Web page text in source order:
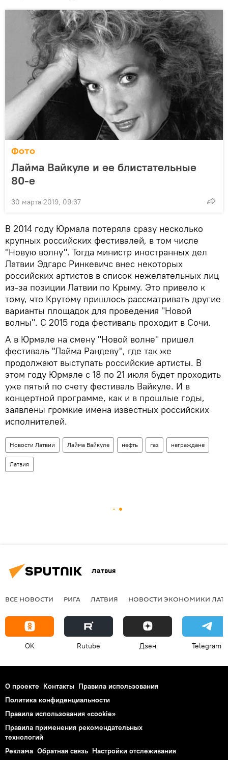
Фото
Лайма Вайкуле и ее блистательные
80-е
30 марта 2019, 09:37
В 2014 году Юрмала потеряла сразу несколько
крупных российских фестивалей, в том числе
"Новую волну". Тогда министр иностранных дел
Латвии Эдгарс Ринкевичс внес некоторых
российских артистов в список нежелательных лиц
из-за позиции Латвии по Крыму. Это привело к
тому, что Крутому пришлось рассматривать другие
варианты площадок для проведения "Новой
волны". С 2015 года фестиваль проходит в Сочи.
А в Юрмале на смену "Новой волне" пришел
фестиваль "Лайма Рандеву", где так же
продолжают выступать российские артисты. В
этом году Юрмале с 18 по 21 июля будет проходить
уже пятый по счету фестиваль Вайкуле. И в
концертной программе, как и в прошлые годы,
заявлены громкие имена известных российских
исполнителей.
Новости Латвии Лайма Вайкуле нефть газ неграждане
Латвия
Латвия
ВСЕ НОВОСТИ РИГА ЛАТВИЯ НОВОСТИ ЭКОНОМИКИ
OK Rutube Дзен Telegram
О проекте Контакты Правила использования
Политика конфиденциальности
Правила использования «cookie»
Правила применения рекомендательных
технологий
Реклама Обратная связь Настройки отслеживания